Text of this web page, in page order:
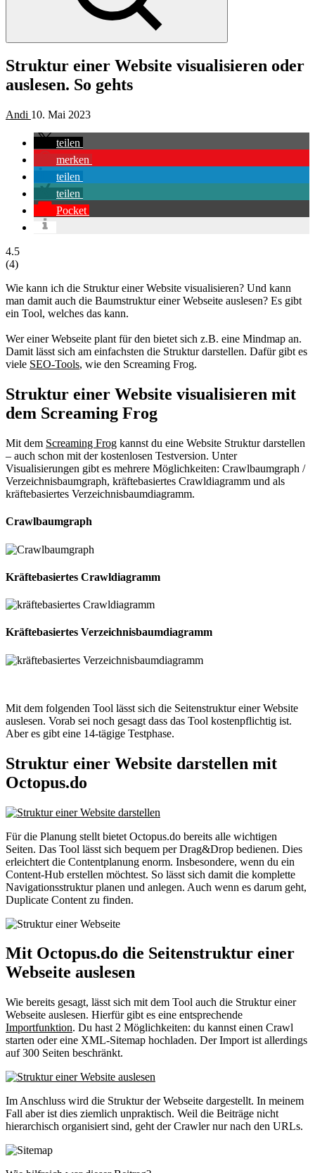
Struktur einer Website visualisieren oder
auslesen. So gehts
Andi 10. Mai 2023
teilen
merken
teilen
teilen
Pocket
4.5
(4)
Wie kann ich die Struktur einer Website visualisieren? Und kann
man damit auch die Baumstruktur einer Webseite auslesen? Es gibt
ein Tool, welches das kann.
Wer einer Webseite plant für den bietet sich z.B. eine Mindmap an.
Damit lässt sich am einfachsten die Struktur darstellen. Dafür gibt es
viele SEO-Tools, wie den Screaming Frog.
Struktur einer Website visualisieren mit
dem Screaming Frog
Mit dem Screaming Frog kannst du eine Website Struktur darstellen
– auch schon mit der kostenlosen Testversion. Unter
Visualisierungen gibt es mehrere Möglichkeiten: Crawlbaumgraph /
Verzeichnisbaumgraph, kräftebasiertes Crawldiagramm und als
kräftebasiertes Verzeichnisbaumdiagramm.
Crawlbaumgraph
Kräftebasiertes Crawldiagramm
Kräftebasiertes Verzeichnisbaumdiagramm
Mit dem folgenden Tool lässt sich die Seitenstruktur einer Website
auslesen. Vorab sei noch gesagt dass das Tool kostenpflichtig ist.
Aber es gibt eine 14-tägige Testphase.
Struktur einer Website darstellen mit
Octopus.do
Für die Planung stellt bietet Octopus.do bereits alle wichtigen
Seiten. Das Tool lässt sich bequem per Drag&Drop bedienen. Dies
erleichtert die Contentplanung enorm. Insbesondere, wenn du ein
Content-Hub erstellen möchtest. So lässt sich damit die komplette
Navigationsstruktur planen und anlegen. Auch wenn es darum geht,
Duplicate Content zu finden.
Mit Octopus.do die Seitenstruktur einer
Webseite auslesen
Wie bereits gesagt, lässt sich mit dem Tool auch die Struktur einer
Webseite auslesen. Hierfür gibt es eine entsprechende
Importfunktion. Du hast 2 Möglichkeiten: du kannst einen Crawl
starten oder eine XML-Sitemap hochladen. Der Import ist allerdings
auf 300 Seiten beschränkt.
Im Anschluss wird die Struktur der Webseite dargestellt. In meinem
Fall aber ist dies ziemlich unpraktisch. Weil die Beiträge nicht
hierarchisch organisiert sind, geht der Crawler nur nach den URLs.